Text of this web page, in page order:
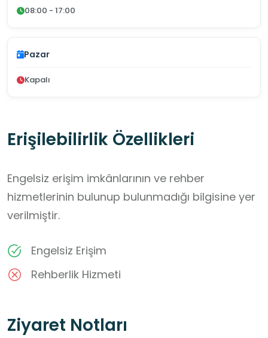
08:00 - 17:00
Pazar
Kapalı
Erişilebilirlik Özellikleri
Engelsiz erişim imkânlarının ve rehber
hizmetlerinin bulunup bulunmadığı bilgisine yer
verilmiştir.
Engelsiz Erişim
Rehberlik Hizmeti
Ziyaret Notları